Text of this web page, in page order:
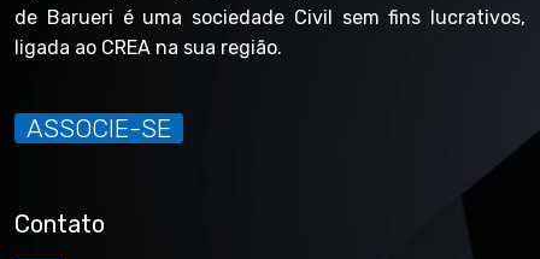
de Barueri é uma sociedade Civil sem fins lucrativos,
ligada ao CREA na sua região.
ASSOCIE-SE
Contato